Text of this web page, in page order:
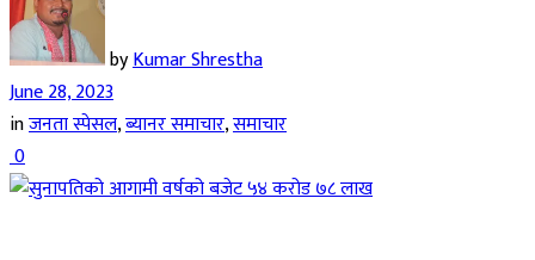
byKumar Shrestha
June 28, 2023
inजनता स्पेसल,ब्यानर समाचार,समाचार
0